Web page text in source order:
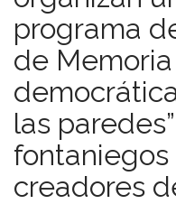
programa
de
las
fontaniegos
creadores